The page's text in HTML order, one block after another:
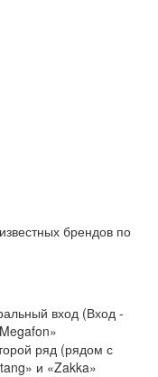
брендов по
вход (Вход -
ряд (рядом с
и «Zakka»